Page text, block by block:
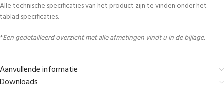
Alle technische specificaties van het product zijn te vinden onder het
tablad specificaties.
*Een gedetailleerd overzicht met alle afmetingen vindt u in de bijlage.
Aanvullende informatie
Downloads